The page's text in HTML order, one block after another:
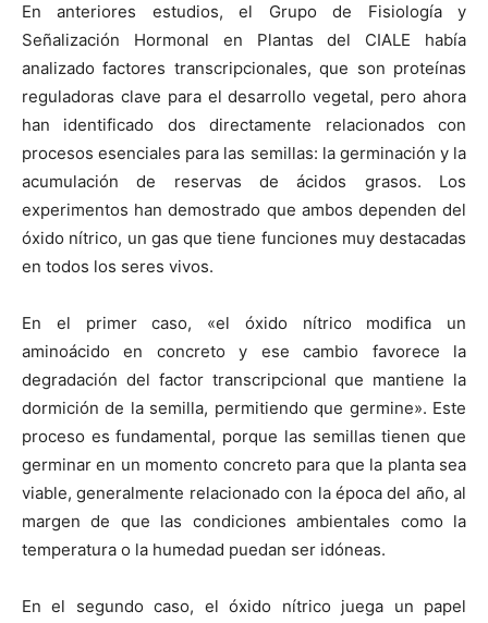
En anteriores estudios, el Grupo de Fisiología y
Señalización Hormonal en Plantas del CIALE había
analizado factores transcripcionales, que son proteínas
reguladoras clave para el desarrollo vegetal, pero ahora
han identificado dos directamente relacionados con
procesos esenciales para las semillas: la germinación y la
acumulación de reservas de ácidos grasos. Los
experimentos han demostrado que ambos dependen del
óxido nítrico, un gas que tiene funciones muy destacadas
en todos los seres vivos.
En el primer caso, «el óxido nítrico modifica un
aminoácido en concreto y ese cambio favorece la
degradación del factor transcripcional que mantiene la
dormición de la semilla, permitiendo que germine». Este
proceso es fundamental, porque las semillas tienen que
germinar en un momento concreto para que la planta sea
viable, generalmente relacionado con la época del año, al
margen de que las condiciones ambientales como la
temperatura o la humedad puedan ser idóneas.
En el segundo caso, el óxido nítrico juega un papel